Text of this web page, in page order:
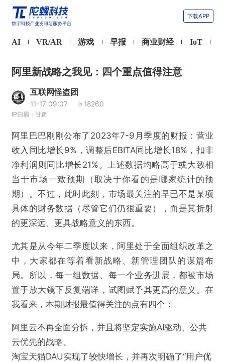
下载APP
AI VR/AR 游戏 早报 商业财经 IoT
阿里新战略之我见：四个重点值得注意
互联网怪盗团
11-17 09:07 18260
IP归属：甘肃
阿里巴巴刚刚公布了2023年7-9月季度的财报：营业
收入同比增长9%，调整后EBITA同比增长18%，扣非
净利润则同比增长21%。上述数据均略高于或大致相
当于市场一致预期（取决于你看的是哪家统计的预
期）。不过，此时此刻，市场最关注的早已不是某项
具体的财务数据（尽管它们仍很重要），而是其折射
的更深远、更具战略意义的东西。
尤其是从今年二季度以来，阿里处于全面组织改革之
中，大家都在等着看新战略、新管理团队的谋篇布
局。所以，每一组数据、每一个业务进展，都被市场
置于放大镜下反复端详，试图赋予其更高的意义。在
我看来，本期财报最值得关注的点有四个：
阿里云不再全面分拆，并且将坚定实施AI驱动、公共
云优先的战略。
淘宝天猫DAU实现了较快增长，并再次明确了“用户优